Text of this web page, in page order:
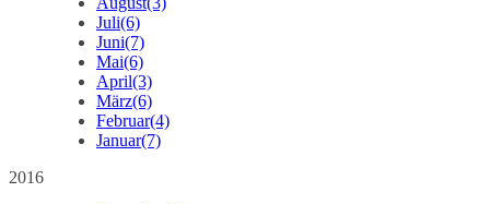
Juli(6)
Juni(7)
Mai(6)
April(3)
März(6)
Februar(4)
Januar(7)
2016